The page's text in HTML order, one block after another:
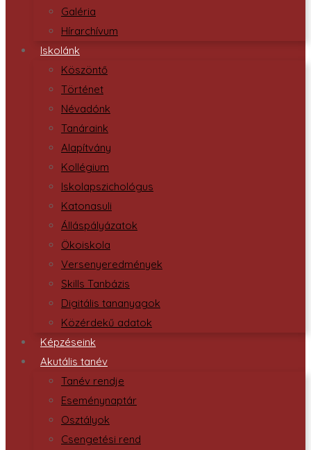
Galéria
Hírarchívum
Iskolánk
Köszöntő
Történet
Névadónk
Tanáraink
Alapítvány
Kollégium
Iskolapszichológus
Katonasuli
Álláspályázatok
Ökoiskola
Versenyeredmények
Skills Tanbázis
Digitális tananyagok
Közérdekű adatok
Képzéseink
Akutális tanév
Tanév rendje
Eseménynaptár
Osztályok
Csengetési rend